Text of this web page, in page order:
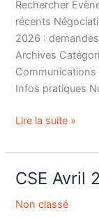
Rechercher
récents
2026 :
Archives
Communications
Infos pratiques
Lire la suite »
CSE Avril
Non classé
CSE
2026